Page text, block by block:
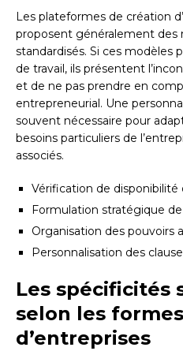
Les plateformes de création
proposent généralement des
standardisés. Si ces modèles
de travail, ils présentent
et de ne pas prendre en
entrepreneurial. Une
souvent nécessaire pour
besoins particuliers de
associés.
Vérification de
Formulation stratégique de
Organisation des pouvoirs
Personnalisation des
Les spécificités
selon les
d’entreprises